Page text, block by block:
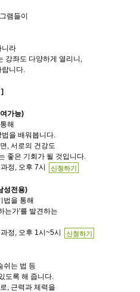
램들이
니라
강좌도 다양하게 열리니,
랍니다.
]
가능)
해
을 배워봅니다.
, 서로의 건강도
좋은 기회가 될 것입니다.
정, 오후 7시
신청하기
성전용)
법을 통해
는가'를 발견하는
정, 오후 1시~5시
신청하기
쉬는 법 등
도록 해 줍니다.
, 근력과 체력을